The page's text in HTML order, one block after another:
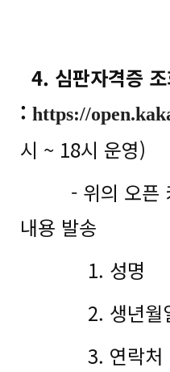
4. 심판자격증
: https://
시 ~ 18시 운영)
- 위의 오픈 카
내용 발송
1. 성명
2. 생년월
3. 연락처